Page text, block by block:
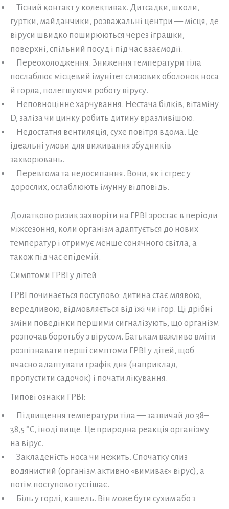
Тісний контакт у колективах. Дитсадки, школи,
гуртки, майданчики, розважальні центри — місця, де
віруси швидко поширюються через іграшки,
поверхні, спільний посуд і під час взаємодії.
Переохолодження. Зниження температури тіла
послаблює місцевий імунітет слизових оболонок носа
й горла, полегшуючи роботу вірусу.
Неповноцінне харчування. Нестача білків, вітаміну
D, заліза чи цинку робить дитину вразливішою.
Недостатня вентиляція, сухе повітря вдома. Це
ідеальні умови для виживання збудників
захворювань.
Перевтома та недосипання. Вони, як і стрес у
дорослих, ослаблюють імунну відповідь.
Додатково ризик захворіти на ГРВІ зростає в періоди
міжсезоння, коли організм адаптується до нових
температур і отримує менше сонячного світла, а
також під час епідемій.
Симптоми ГРВІ у дітей
ГРВІ починається поступово: дитина стає млявою,
вередливою, відмовляється від їжі чи ігор. Ці дрібні
зміни поведінки першими сигналізують, що організм
розпочав боротьбу з вірусом. Батькам важливо вміти
розпізнавати перші симптоми ГРВІ у дітей, щоб
вчасно адаптувати графік дня (наприклад,
пропустити садочок) і почати лікування.
Типові ознаки ГРВІ:
Підвищення температури тіла — зазвичай до 38–
38,5 °C, іноді вище. Це природна реакція організму
на вірус.
Закладеність носа чи нежить. Спочатку слиз
водянистий (організм активно «вимиває» вірус), а
потім поступово густішає.
Біль у горлі, кашель. Він може бути сухим або з